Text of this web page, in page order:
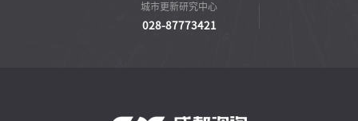
城市更新研究中心
028-87773421